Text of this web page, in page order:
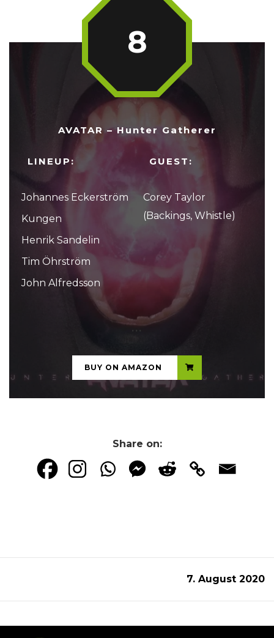
AVATAR – Hunter Gatherer
LINEUP:
Johannes Eckerström
Kungen
Henrik Sandelin
Tim Öhrström
John Alfredsson
GUEST:
Corey Taylor
(Backings, Whistle)
8
...
BUY ON AMAZON
Share on:
7. August 2020